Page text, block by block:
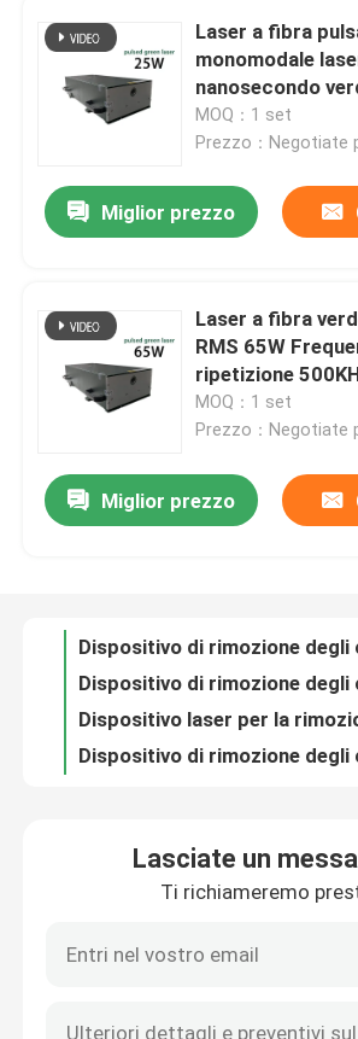
Casa
Prodotti
Video
Chi siamo
Giro della fabbrica
Contattaci
Richiedi un preventivo
Laser a fibra verde
Laser a fibra
monomodale
nanosecondo
MOQ：1 set
Prezzo：Negotiate
Miglior prezzo
Laser a fibra
RMS 65W
ripetizione
MOQ：1 set
Prezzo：Negotiate
Miglior prezzo
Lasciate un
Ti richiameremo